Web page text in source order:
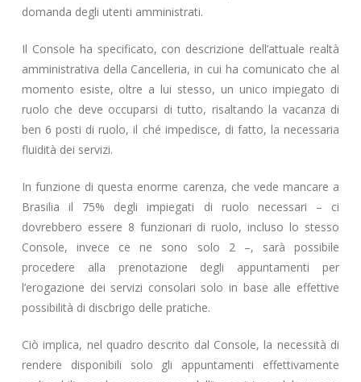
domanda degli utenti amministrati.
Il Console ha specificato, con descrizione dell’attuale realtà
amministrativa della Cancelleria, in cui ha comunicato che al
momento esiste, oltre a lui stesso, un unico impiegato di
ruolo che deve occuparsi di tutto, risaltando la vacanza di
ben 6 posti di ruolo, il ché impedisce, di fatto, la necessaria
fluidità dei servizi.
In funzione di questa enorme carenza, che vede mancare a
Brasilia il 75% degli impiegati di ruolo necessari – ci
dovrebbero essere 8 funzionari di ruolo, incluso lo stesso
Console, invece ce ne sono solo 2 –, sarà possibile
procedere alla prenotazione degli appuntamenti per
l’erogazione dei servizi consolari solo in base alle effettive
possibilità di discbrigo delle pratiche.
Ciò implica, nel quadro descrito dal Console, la necessità di
rendere disponibili solo gli appuntamenti effettivamente